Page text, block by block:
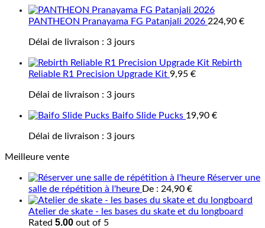
PANTHEON Pranayama FG Patanjali 2026 224,90 €
Délai de livraison : 3 jours
Rebirth
Reliable R1 Precision Upgrade Kit 9,95 €
Délai de livraison : 3 jours
Baifo Slide Pucks 19,90 €
Délai de livraison : 3 jours
Meilleure vente
Réserver une
salle de répétition à l'heure De : 24,90 €
Atelier de skate - les bases du skate et du longboard
Rated 5.00 out of 5